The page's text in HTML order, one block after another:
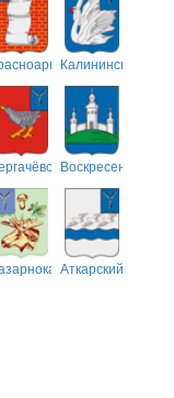
Калининский
Воскресенский
Аткарский